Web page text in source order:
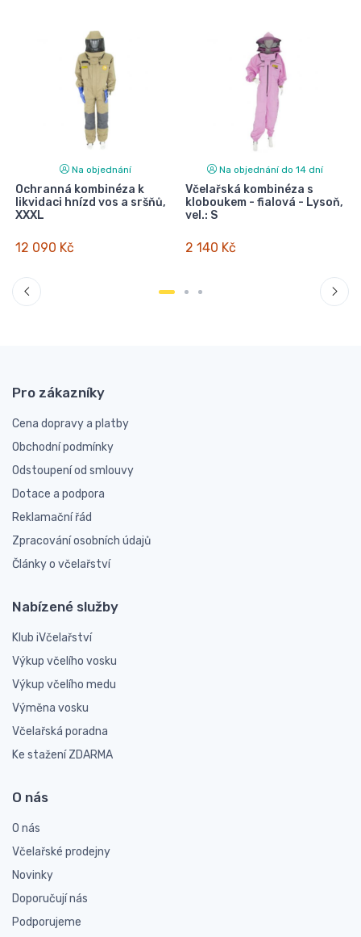
Na objednání
Ochranná kombinéza k
likvidaci hnízd vos a sršňů,
XXXL
12 090 Kč
Na objednání do 14 dní
Včelařská kombinéza s
kloboukem - fialová - Lysoň,
vel.: S
2 140 Kč
Pro zákazníky
Cena dopravy a platby
Obchodní podmínky
Odstoupení od smlouvy
Dotace a podpora
Reklamační řád
Zpracování osobních údajů
Články o včelařství
Nabízené služby
Klub iVčelařství
Výkup včelího vosku
Výkup včelího medu
Výměna vosku
Včelařská poradna
Ke stažení ZDARMA
O nás
O nás
Včelařské prodejny
Novinky
Doporučují nás
Podporujeme